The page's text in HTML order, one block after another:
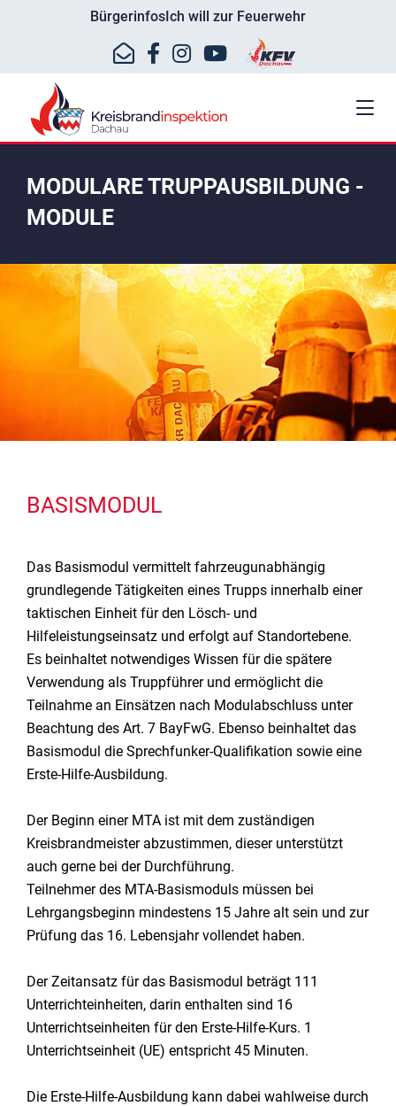
BürgerinfosIch will zur Feuerwehr
MODULARE TRUPPAUSBILDUNG -
MODULE
BASISMODUL
Das Basismodul vermittelt fahrzeugunabhängig
grundlegende Tätigkeiten eines Trupps innerhalb einer
taktischen Einheit für den Lösch- und
Hilfeleistungseinsatz und erfolgt auf Standortebene.
Es beinhaltet notwendiges Wissen für die spätere
Verwendung als Truppführer und ermöglicht die
Teilnahme an Einsätzen nach Modulabschluss unter
Beachtung des Art. 7 BayFwG. Ebenso beinhaltet das
Basismodul die Sprechfunker-Qualifikation sowie eine
Erste-Hilfe-Ausbildung.
Der Beginn einer MTA ist mit dem zuständigen
Kreisbrandmeister abzustimmen, dieser unterstützt
auch gerne bei der Durchführung.
Teilnehmer des MTA-Basismoduls müssen bei
Lehrgangsbeginn mindestens 15 Jahre alt sein und zur
Prüfung das 16. Lebensjahr vollendet haben.
Der Zeitansatz für das Basismodul beträgt 111
Unterrichteinheiten, darin enthalten sind 16
Unterrichtseinheiten für den Erste-Hilfe-Kurs. 1
Unterrichtseinheit (UE) entspricht 45 Minuten.
Die Erste-Hilfe-Ausbildung kann dabei wahlweise durch